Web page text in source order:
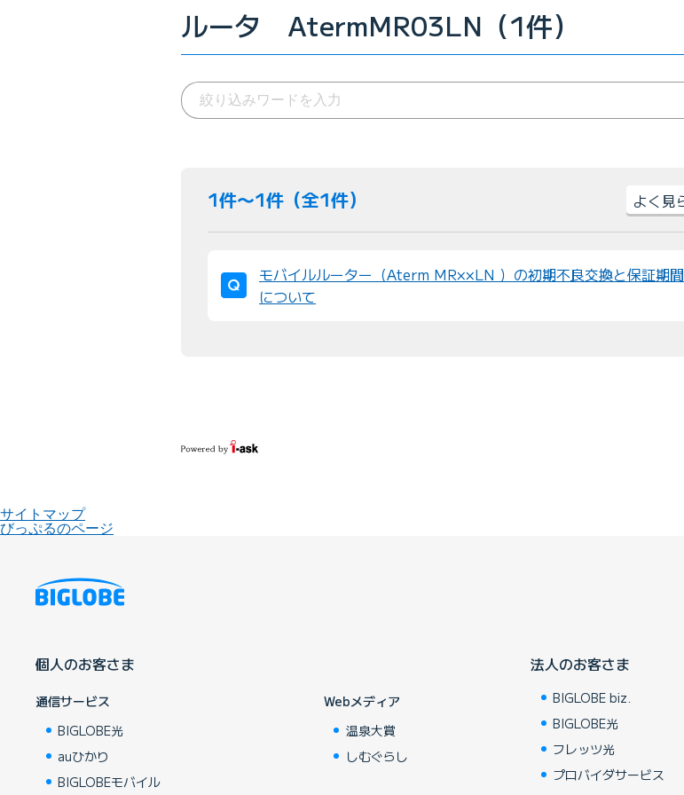
ルータ AtermMR03LN（1件）
1件〜1件（全1件）
並
替
モバイルルーター（Aterm MR××LN ）の初期不良交換と保証期間
について
サイトマップ
びっぷるのページ
個人のお客さま
通信サービス
BIGLOBE光
auひかり
BIGLOBEモバイル
Webメディア
温泉大賞
しむぐらし
法人のお客さま
BIGLOBE biz.
BIGLOBE光
フレッツ光
プロバイダサービス